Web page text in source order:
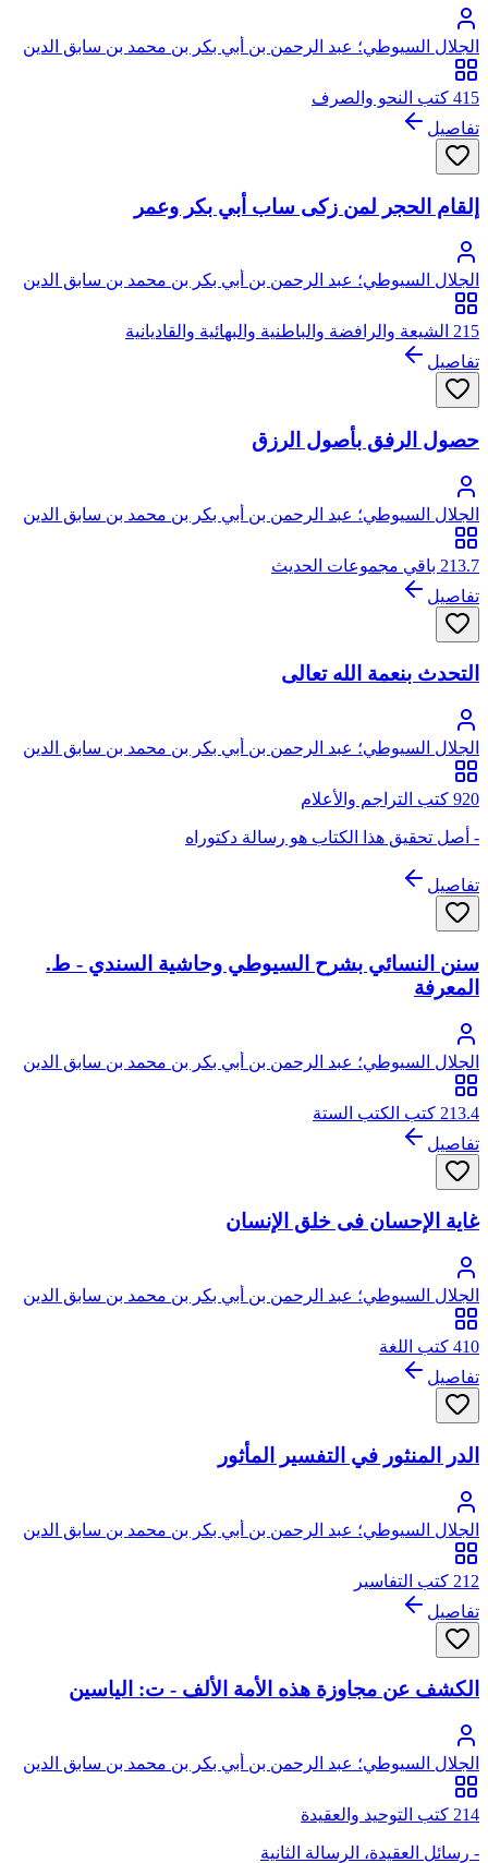
الجلال السيوطي؛ عبد الرحمن بن أبي بكر بن محمد بن سابق الدين
الخضيري السيوطي، جلال الدين
415 كتب النحو والصرف
تفاصيل
إلقام الحجر لمن زكى ساب أبي بكر وعمر
الجلال السيوطي؛ عبد الرحمن بن أبي بكر بن محمد بن سابق الدين
الخضيري السيوطي، جلال الدين
215 الشيعة والرافضة والباطنية والبهائية والقاديانية
تفاصيل
حصول الرفق بأصول الرزق
الجلال السيوطي؛ عبد الرحمن بن أبي بكر بن محمد بن سابق الدين
الخضيري السيوطي، جلال الدين
213.7 باقي مجموعات الحديث
تفاصيل
التحدث بنعمة الله تعالى
الجلال السيوطي؛ عبد الرحمن بن أبي بكر بن محمد بن سابق الدين
الخضيري السيوطي، جلال الدين
920 كتب التراجم والأعلام
- أصل تحقيق هذا الكتاب هو رسالة دكتوراه
تفاصيل
سنن النسائي بشرح السيوطي وحاشية السندي - ط.
المعرفة
الجلال السيوطي؛ عبد الرحمن بن أبي بكر بن محمد بن سابق الدين
الخضيري السيوطي، جلال الدين
213.4 كتب الكتب الستة
تفاصيل
غاية الإحسان فى خلق الإنسان
الجلال السيوطي؛ عبد الرحمن بن أبي بكر بن محمد بن سابق الدين
الخضيري السيوطي، جلال الدين
410 كتب اللغة
تفاصيل
الدر المنثور في التفسير المأثور
الجلال السيوطي؛ عبد الرحمن بن أبي بكر بن محمد بن سابق الدين
الخضيري السيوطي، جلال الدين
212 كتب التفاسير
تفاصيل
الكشف عن مجاوزة هذه الأمة الألف - ت: الياسين
الجلال السيوطي؛ عبد الرحمن بن أبي بكر بن محمد بن سابق الدين
الخضيري السيوطي، جلال الدين
214 كتب التوحيد والعقيدة
- رسائل العقيدة، الرسالة الثانية